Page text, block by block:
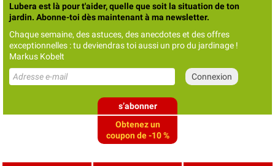
Lubera est là pour t'aider, quelle que soit la situation de ton
jardin. Abonne-toi dès maintenant à ma newsletter.
Chaque semaine, des astuces, des anecdotes et des offres
exceptionnelles : tu deviendras toi aussi un pro du jardinage !
Markus Kobelt
s’abonner
Obtenez un
coupon de -10 %